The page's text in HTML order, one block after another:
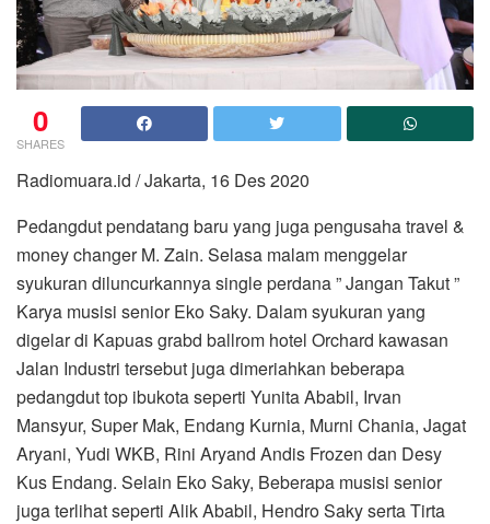
0
SHARES
Radiomuara.id / Jakarta, 16 Des 2020
Pedangdut pendatang baru yang juga pengusaha travel &
money changer M. Zain. Selasa malam menggelar
syukuran diluncurkannya single perdana ” Jangan Takut ”
Karya musisi senior Eko Saky. Dalam syukuran yang
digelar di Kapuas grabd ballrom hotel Orchard kawasan
Jalan Industri tersebut juga dimeriahkan beberapa
pedangdut top ibukota seperti Yunita Ababil, Irvan
Mansyur, Super Mak, Endang Kurnia, Murni Chania, Jagat
Aryani, Yudi WKB, Rini Aryand Andis Frozen dan Desy
Kus Endang. Selain Eko Saky, Beberapa musisi senior
juga terlihat seperti Alik Ababil, Hendro Saky serta Tirta